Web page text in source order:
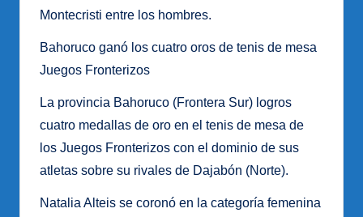
Montecristi entre los hombres.
Bahoruco ganó los cuatro oros de tenis de mesa
Juegos Fronterizos
La provincia Bahoruco (Frontera Sur) logros
cuatro medallas de oro en el tenis de mesa de
los Juegos Fronterizos con el dominio de sus
atletas sobre su rivales de Dajabón (Norte).
Natalia Alteis se coronó en la categoría femenina